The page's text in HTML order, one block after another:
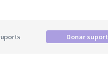
Suports Donar suport